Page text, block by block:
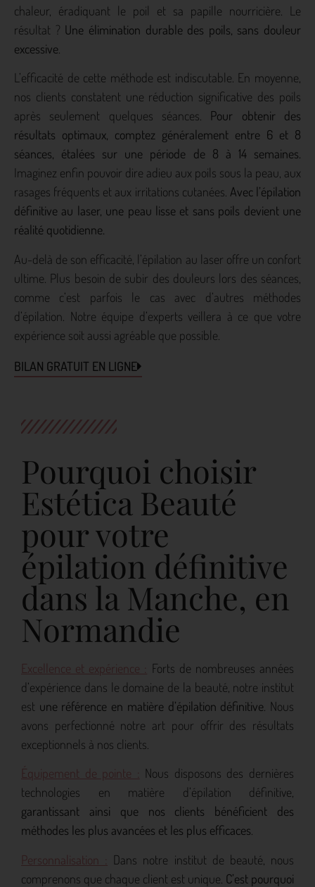
chaleur, éradiquant le poil et sa papille nourricière. Le
résultat ? Une élimination durable des poils, sans douleur
excessive
L’efficacité de cette méthode est indiscutable. En moyenne,
nos clients constatent une réduction significative des poils
après seulement quelques séances. Pour obtenir des
résultats optimaux, comptez généralement entre 6 et 8
séances, étalées sur une période de 8 à 14 semaines.
Imaginez enfin pouvoir dire adieu aux poils sous la peau, aux
rasages fréquents et aux irritations cutanées. Avec l’épilation
définitive au laser, une peau lisse et sans poils devient une
réalité quotidienne.
Au-delà de son efficacité, l’épilation au laser offre un confort
ultime. Plus besoin de subir des douleurs lors des séances,
comme c’est parfois le cas avec d’autres méthodes
d’épilation. Notre équipe d’experts veillera à ce que votre
expérience soit aussi agréable que possible.
BILAN GRATUIT EN LIGNE
Pourquoi choisir
Estética Beauté
pour votre
épilation définitive
dans la Manche, en
Normandie
Excellence et expérience :
Forts de nombreuses années
d’expérience dans le domaine de la beauté, notre institut
est une référence en matière d’épilation définitive . Nous
avons perfectionné notre art pour offrir des résultats
exceptionnels à nos clients.
Équipement de pointe :
Nous disposons des dernières
technologies en matière d’épilation définitive,
garantissant ainsi que nos clients bénéficient des
méthodes les plus avancées et les plus efficaces.
Personnalisation :
Dans notre institut de beauté, nous
comprenons que chaque client est unique. C’est pourquoi